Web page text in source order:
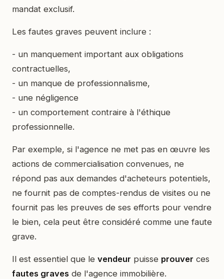
mandat exclusif.
Les fautes graves peuvent inclure :
- un manquement important aux obligations
contractuelles,
- un manque de professionnalisme,
- une négligence
- un comportement contraire à l'éthique
professionnelle.
Par exemple, si l'agence ne met pas en œuvre les
actions de commercialisation convenues, ne
répond pas aux demandes d'acheteurs potentiels,
ne fournit pas de comptes-rendus de visites ou ne
fournit pas les preuves de ses efforts pour vendre
le bien, cela peut être considéré comme une faute
grave.
Il est essentiel que le vendeur puisse prouver ces
fautes graves de l'agence immobilière.